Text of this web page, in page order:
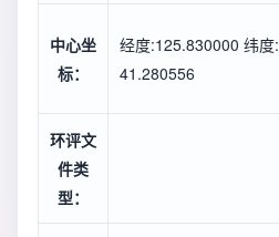
中心坐
标：
经度:125.830000 纬度:
41.280556
环评文
件类
型：